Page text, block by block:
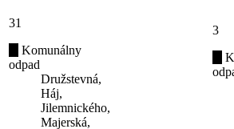
31
Komunálny
odpad
Družstevná,
Háj,
Jilemnického,
Majerská,
3